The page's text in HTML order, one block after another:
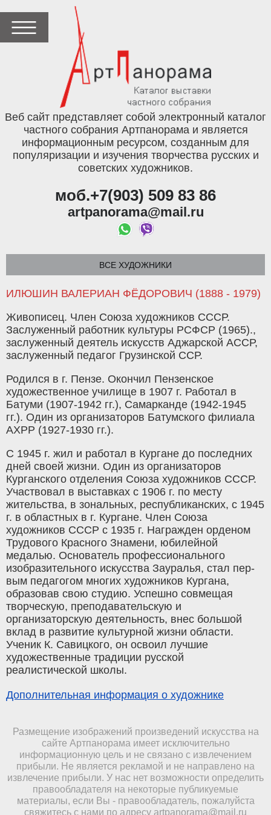
Веб сайт представляет собой электронный каталог
частного собрания Артпанорама и является
информационным ресурсом, созданным для
популяризации и изучения творчества русских и
советских художников.
моб.+7(903) 509 83 86
artpanorama@mail.ru
ВСЕ ХУДОЖНИКИ
ИЛЮШИН ВАЛЕРИАН ФЁДОРОВИЧ (1888 - 1979)
Живописец. Член Союза художников СССР.
Заслуженный работник культуры РСФСР (1965).,
заслуженный деятель искусств Аджарской АССР,
заслуженный педагог Грузинской ССР.
Родился в г. Пензе. Окон­чил Пензенское
художественное училище в 1907 г. Работал в
Батуми (1907-1942 гг.), Самарканде (1942-1945
гг.). Один из орга­низаторов Батумского филиала
АХРР (1927-1930 гг.).
С 1945 г. жил и работал в Кургане до пос­ледних
дней своей жизни. Один из органи­заторов
Курганского отделения Союза ху­дожников СССР.
Участвовал в выставках с 1906 г. по месту
жительства, в зональных, республиканских, с 1945
г. в областных в г. Кургане. Член Союза
художников СССР с 1935 г. Награжден орденом
Трудового Крас­ного Знамени, юбилейной
медалью. Основатель профессионального
изобра­зительного искусства Зауралья, стал пер­
вым педагогом многих художников Кургана,
образовав свою студию. Успешно совме­щая
творческую, преподавательскую и
организаторскую деятельность, внес боль­шой
вклад в развитие культурной жизни области.
Ученик К. Савицкого, он освоил лучшие
художественные традиции русской
реалистической школы.
Дополнительная информация о художнике
Размещение изображений произведений искусства на
сайте Артпанорама имеет исключительно
информационную цель и не связано с извлечением
прибыли. Не является рекламой и не направлено на
извлечение прибыли. У нас нет возможности определить
правообладателя на некоторые публикуемые
материалы, если Вы - правообладатель, пожалуйста
свяжитесь с нами по адресу artpanorama@mail.ru